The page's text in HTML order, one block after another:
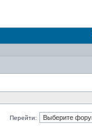
Перейти: